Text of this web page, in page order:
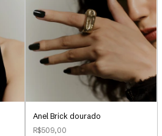
Anel Brick dourado
R$509,00